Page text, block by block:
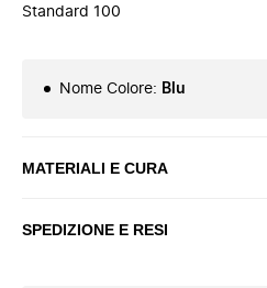
Standard 100
Nome Colore: Blu
MATERIALI E CURA
SPEDIZIONE E RESI